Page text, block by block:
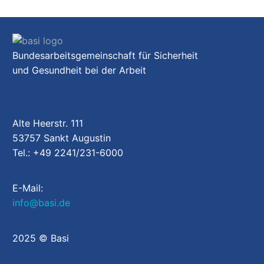
Bundesarbeitsgemeinschaft für Sicherheit
und Gesundheit bei der Arbeit
Alte Heerstr. 111
53757 Sankt Augustin
Tel.: +49 2241/231-6000
E-Mail:
info@basi.de
2025 © Basi